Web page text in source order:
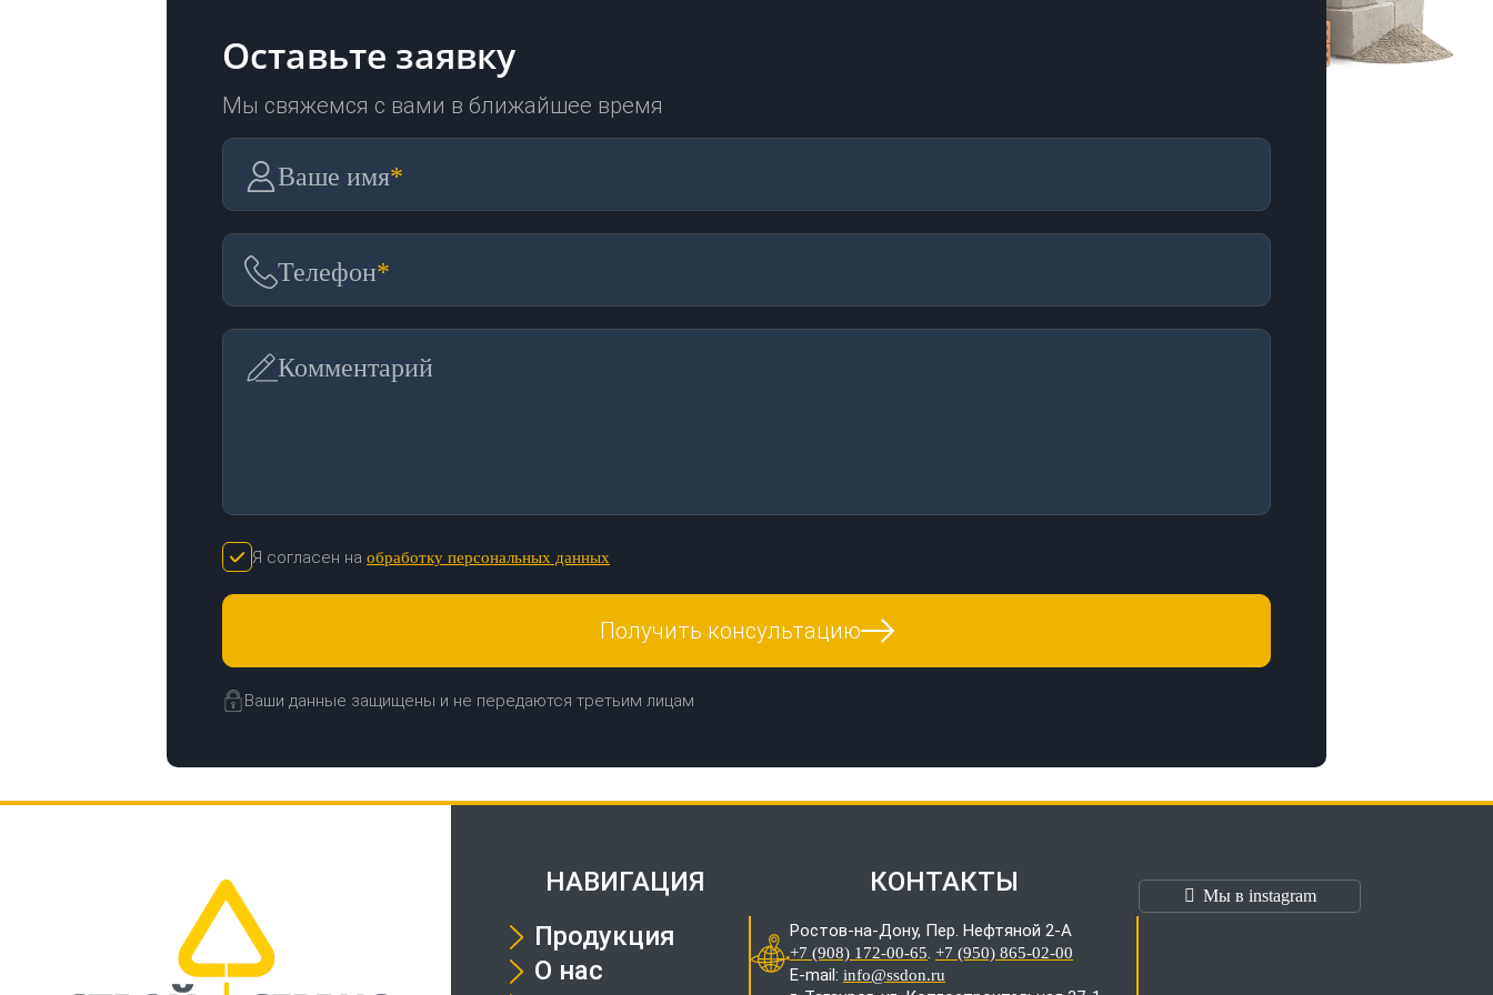
Оставьте заявку
Мы свяжемся с вами в ближайшее время
Ваше имя*
Телефон*
Комментарий
Я согласен на обработку персональных данных
Получить консультацию
Ваши данные защищены и не передаются третьим лицам
НАВИГАЦИЯ
Продукция
О нас
КОНТАКТЫ
Ростов-на-Дону, Пер. Нефтяной 2-А
+7 (908) 172-00-65. +7 (950) 865-02-00
E-mail: info@ssdon.ru
Мы в instagram